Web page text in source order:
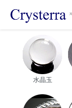
水晶玉